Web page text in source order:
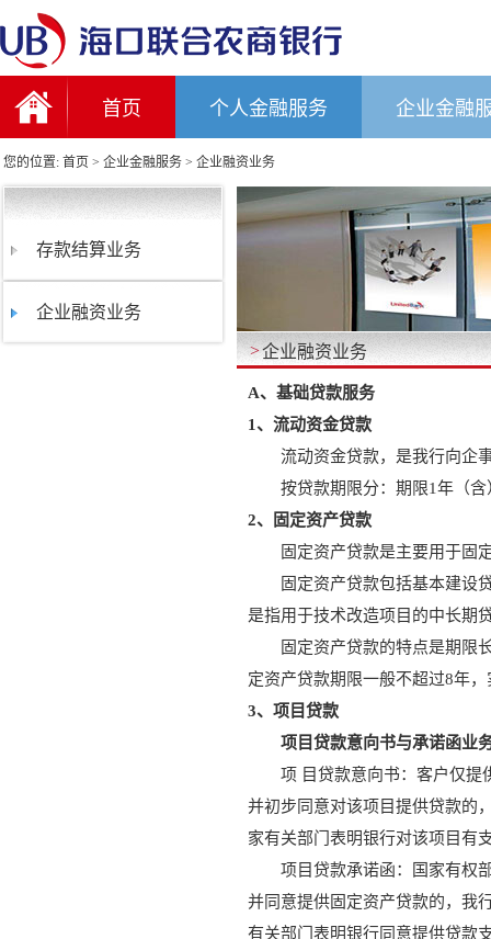
首页 个人金融服务 企业金融
您的位置: 首页 > 企业金融服务 > 企业融资业务
存款结算业务
企业融资业务
>企业融资业务
A、基础贷款服务
1、流动资金贷款
流动资金贷款，是我行向企
按贷款期限分：期限1年（
2、固定资产贷款
固定资产贷款是主要用于固
固定资产贷款包括基本建设
是指用于技术改造项目的中长期
固定资产贷款的特点是期限
定资产贷款期限一般不超过8年
3、项目贷款
项目贷款意向书与承诺函业
项 目贷款意向书：客户仅提
并初步同意对该项目提供贷款的
家有关部门表明银行对该项目有
项目贷款承诺函：国家有权
并同意提供固定资产贷款的，我
有关部门表明银行同意提供贷款